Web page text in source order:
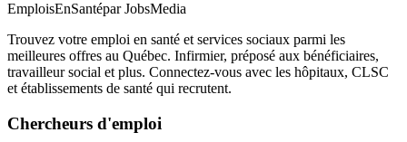
EmploisEnSantépar JobsMedia
Trouvez votre emploi en santé et services sociaux parmi les
meilleures offres au Québec. Infirmier, préposé aux bénéficiaires,
travailleur social et plus. Connectez-vous avec les hôpitaux, CLSC
et établissements de santé qui recrutent.
Chercheurs d'emploi